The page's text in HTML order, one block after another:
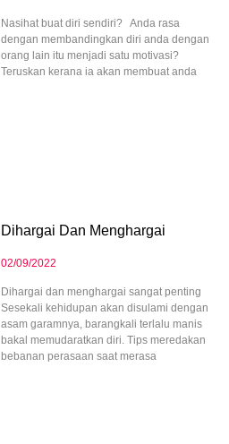
Nasihat buat diri sendiri? Anda rasa
dengan membandingkan diri anda dengan
orang lain itu menjadi satu motivasi?
Teruskan kerana ia akan membuat anda
Dihargai Dan Menghargai
02/09/2022
Dihargai dan menghargai sangat penting
Sesekali kehidupan akan disulami dengan
asam garamnya, barangkali terlalu manis
bakal memudaratkan diri. Tips meredakan
bebanan perasaan saat merasa